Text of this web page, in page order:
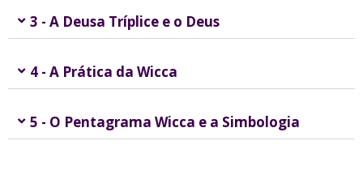
3 - A Deusa Tríplice e o Deus
4 - A Prática da Wicca
5 - O Pentagrama Wicca e a Simbologia